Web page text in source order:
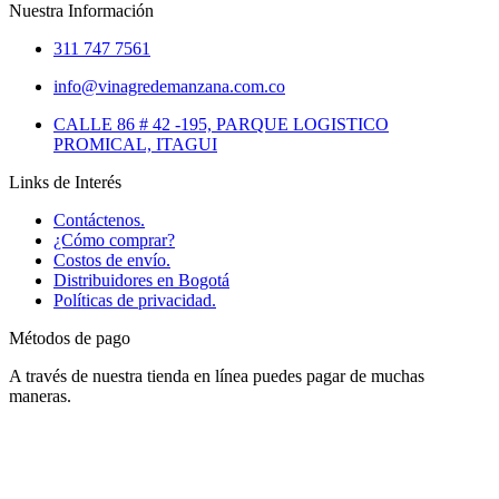
Nuestra Información
311 747 7561
info@vinagredemanzana.com.co
CALLE 86 # 42 -195, PARQUE LOGISTICO
PROMICAL, ITAGUI
Links de Interés
Contáctenos.
¿Cómo comprar?
Costos de envío.
Distribuidores en Bogotá
Políticas de privacidad.
Métodos de pago
A través de nuestra tienda en línea puedes pagar de muchas
maneras.